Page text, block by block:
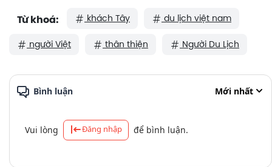
Từ khoá: khách Tây du lịch việt nam
người Việt thân thiện Người Du Lịch
Bình luận Mới nhất
Vui lòng Đăng nhập để bình luận.